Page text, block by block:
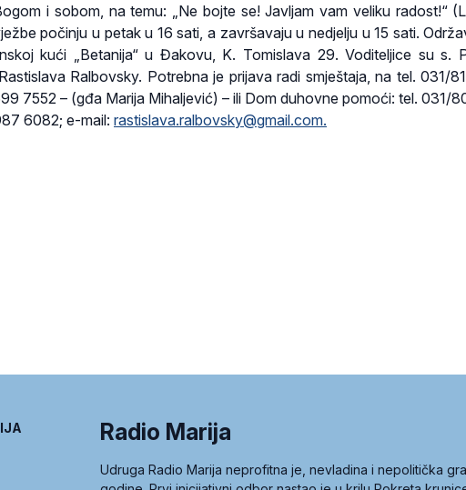
i sobom, na temu: „Ne bojte se! Javljam vam veliku radost!“
počinju u petak u 16 sati, a završavaju u nedjelju u 15 sati.
kući „Betanija“ u Đakovu, K. Tomislava 29. Voditeljice su s.
Ralbovsky. Potrebna je prijava radi smještaja, na tel. 031/
7552 – (gđa Marija Mihaljević) – ili Dom duhovne pomoći: tel. 031/
6082; e-mail: rastislava.ralbovsky@gmail.com.
Radio Marija
Udruga Radio Marija neprofitna je, nevladina i nepolitička